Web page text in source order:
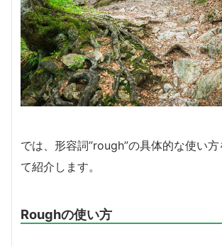
では、形容詞”rough”の具体的な使い
て紹介します。
Roughの使い方